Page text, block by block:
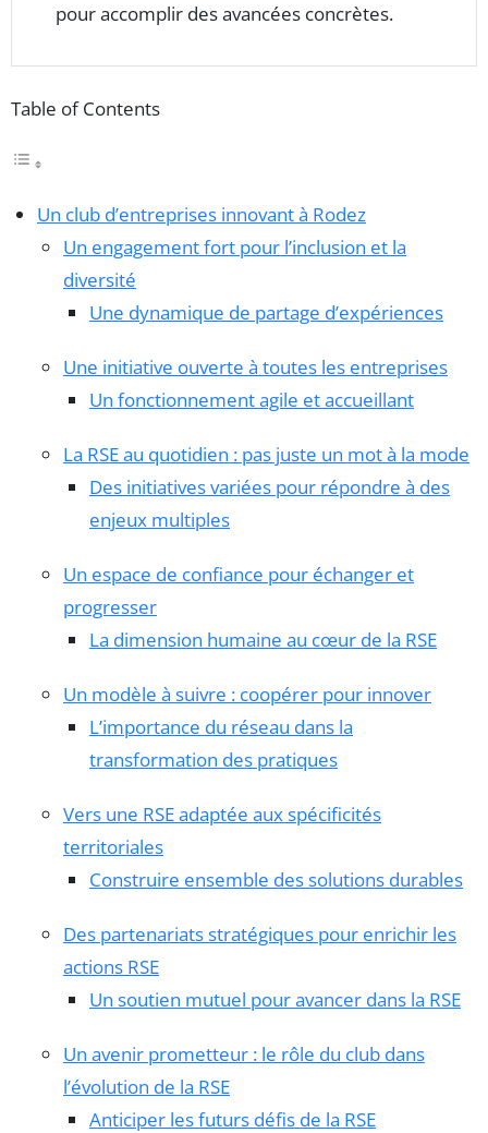
pour accomplir des avancées concrètes.
Table of Contents
Un club d’entreprises innovant à Rodez
Un engagement fort pour l’inclusion et la
diversité
Une dynamique de partage d’expériences
Une initiative ouverte à toutes les entreprises
Un fonctionnement agile et accueillant
La RSE au quotidien : pas juste un mot à la mode
Des initiatives variées pour répondre à des
enjeux multiples
Un espace de confiance pour échanger et
progresser
La dimension humaine au cœur de la RSE
Un modèle à suivre : coopérer pour innover
L’importance du réseau dans la
transformation des pratiques
Vers une RSE adaptée aux spécificités
territoriales
Construire ensemble des solutions durables
Des partenariats stratégiques pour enrichir les
actions RSE
Un soutien mutuel pour avancer dans la RSE
Un avenir prometteur : le rôle du club dans
l’évolution de la RSE
Anticiper les futurs défis de la RSE